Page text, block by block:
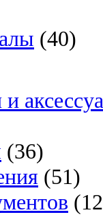
(40)
(36)
(51)